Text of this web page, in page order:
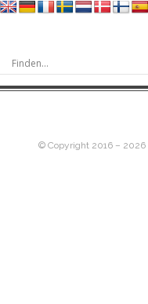
© Copyright 2016 – 2026